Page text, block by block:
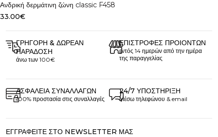
Ανδρική δερμάτινη ζώνη classic F458
33.00€
ΓΡΉΓΟΡΗ & ΔΩΡΕΆΝ
ΠΑΡΆΔΟΣΗ
άνω των 100€
ΕΠΙΣΤΡΟΦΈΣ ΠΡΟΙΌΝΤΩΝ
εντός 14 ημερών από την ημέρα
της παραγγελίας
ΑΣΦΆΛΕΙΑ ΣΥΝΑΛΛΑΓΏΝ
100% προστασία στις συναλλαγές
24/7 ΥΠΟΣΤΉΡΙΞΗ
Μέσω τηλεφώνου & email
ΕΓΓΡΑΦΕΊΤΕ ΣΤΟ NEWSLETTER ΜΑΣ